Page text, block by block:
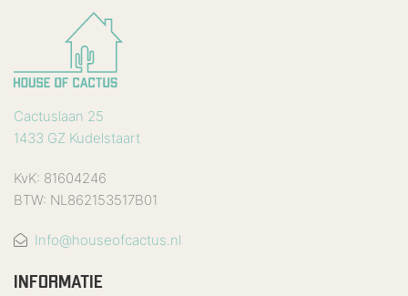
Cactuslaan 25
1433 GZ Kudelstaart
KvK: 81604246
BTW: NL862153517B01
Info@houseofcactus.nl
INFORMATIE